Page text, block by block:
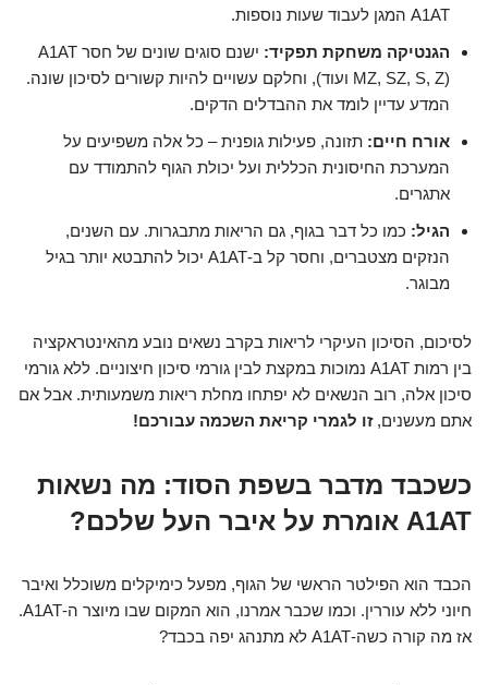
A1AT המגן לעבוד שעות נוספות.
הגנטיקה משחקת תפקיד:
ישנם סוגים שונים של חסר A1AT
(MZ, SZ, S, Z ועוד), וחלקם עשויים להיות קשורים לסיכון שונה.
המדע עדיין לומד את ההבדלים הדקים.
אורח חיים: תזונה, פעילות גופנית – כל אלה משפיעים על
המערכת החיסונית הכללית ועל יכולת הגוף להתמודד עם
אתגרים.
הגיל: כמו כל דבר בגוף, גם הריאות מתבגרות. עם השנים,
הנזקים מצטברים, וחסר קל ב-A1AT יכול להתבטא יותר בגיל
מבוגר.
לסיכום, הסיכון העיקרי לריאות בקרב נשאים נובע מהאינטראקציה
בין רמות A1AT נמוכות במקצת לבין גורמי סיכון חיצוניים. ללא גורמי
סיכון אלה, רוב הנשאים לא יפתחו מחלת ריאות משמעותית. אבל אם
אתם מעשנים,זו לגמרי קריאת השכמה עבורכם!
כשכבד מדבר בשפת הסוד: מה נשאות
A1AT אומרת על איבר העל שלכם?
הכבד הוא הפילטר הראשי של הגוף, מפעל כימיקלים משוכלל ואיבר
חיוני ללא עוררין. וכמו שכבר אמרנו, הוא המקום שבו מיוצר ה-A1AT.
אז מה קורה כשה-A1AT לא מתנהג יפה בכבד?